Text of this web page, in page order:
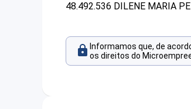
48.492.536 DILENE MARIA
Informamos que, de
os direitos do